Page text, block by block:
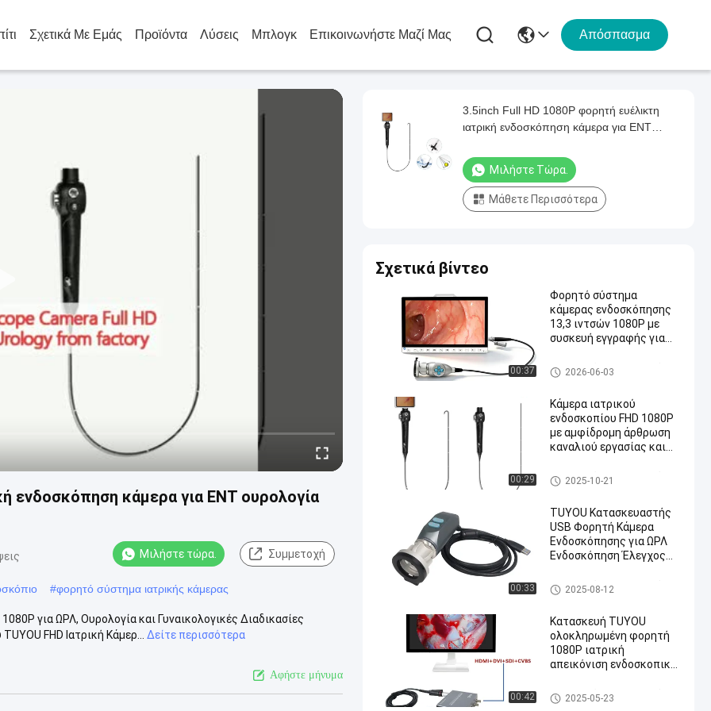
Σχετικά Με Εμάς Προϊόντα Λύσεις Μπλογκ Επικοινωνήστε Μαζί Μας Απόσπασμα
ενδοσκόπηση κάμερα για ENT ουρολογία
Μιλήστε τώρα. Συμμετοχή
#φορητό σύστημα ιατρικής κάμερας
για ΩΡΛ, Ουρολογία και Γυναικολογικές Διαδικασίες
FHD Ιατρική Κάμερ...
Δείτε περισσότερα
Αφήστε μήνυμα
3.5inch Full HD 1080P φορητή ευέλικτη
ιατρική ενδοσκόπηση κάμερα για ENT
Μιλήστε Τώρα.
Μάθετε Περισσότερα
Σχετικά βίντεο
00:37
Φορητό σύστημα
κάμερας ενδοσκόπησης
13,3 ιντσών 1080P με
συσκευή εγγραφής για
χειρουργική ΩΡΛ
Φορητή κάμερα ενδοσκόπου
2026-06-03
00:29
Κάμερα ιατρικού
ενδοσκοπίου FHD 1080P
με αμφίδρομη άρθρωση
καναλιού εργασίας και
ΩΡΛ & Κυστεοσκόπηση
Φορητή κάμερα ενδοσκόπου
2025-10-21
00:33
TUYOU Κατασκευαστής
USB Φορητή Κάμερα
Ενδοσκόπησης για ΩΡΛ
Ενδοσκόπηση Έλεγχος
Βίντεο Ενδοσκόπησης σε
Φορητό Υπολογιστή
Φορητή κάμερα ενδοσκόπου
2025-08-12
00:42
Κατασκευή TUYOU
ολοκληρωμένη φορητή
1080P ιατρική
απεικόνιση ενδοσκοπική
μύτης και ζώων
Φορητή κάμερα ενδοσκόπου
2025-05-23